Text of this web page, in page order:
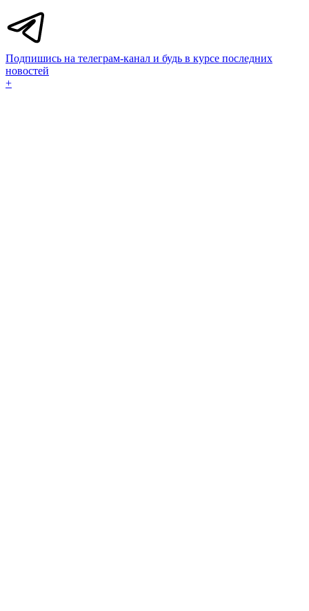
Подпишись на телеграм-канал и будь в курсе последних
новостей
+